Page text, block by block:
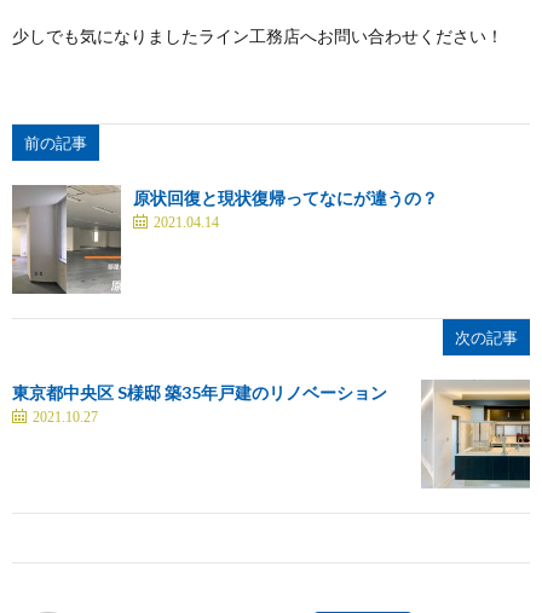
少しでも気になりましたライン工務店へお問い合わせください！
前の記事
原状回復と現状復帰ってなにが違うの？
2021.04.14
次の記事
東京都中央区 S様邸 築35年戸建のリノベーション
2021.10.27